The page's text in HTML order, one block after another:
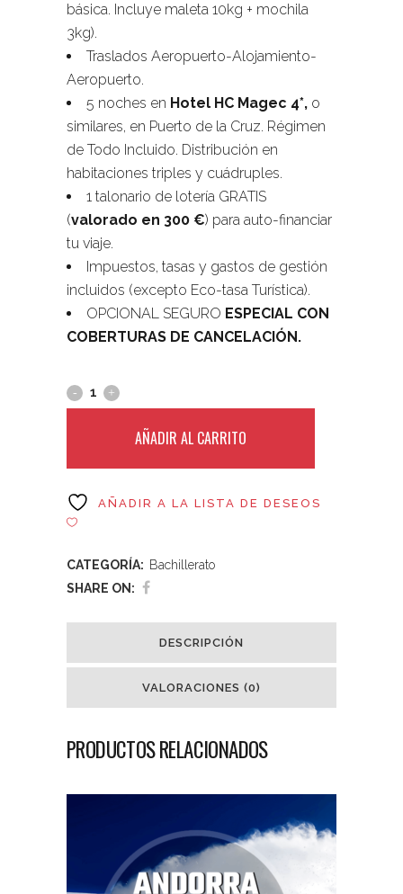
básica. Incluye maleta 10kg + mochila
3kg).
Traslados Aeropuerto-Alojamiento-
Aeropuerto.
5 noches en Hotel HC Magec 4*, o
similares, en Puerto de la Cruz. Régimen
de Todo Incluido. Distribución en
habitaciones triples y cuádruples.
1 talonario de lotería GRATIS
(valorado en 300 €) para auto-financiar
tu viaje.
Impuestos, tasas y gastos de gestión
incluidos (excepto Eco-tasa Turística).
OPCIONAL SEGURO ESPECIAL CON
COBERTURAS DE CANCELACIÓN.
AÑADIR AL CARRITO
AÑADIR A LA LISTA DE DESEOS
CATEGORÍA: Bachillerato
SHARE ON:
DESCRIPCIÓN
VALORACIONES (0)
PRODUCTOS RELACIONADOS